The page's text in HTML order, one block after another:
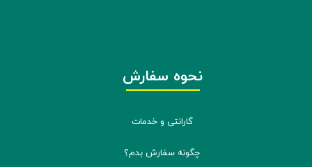
نحوه سفارش
گارانتی و خدمات
چگونه سفارش بدم؟